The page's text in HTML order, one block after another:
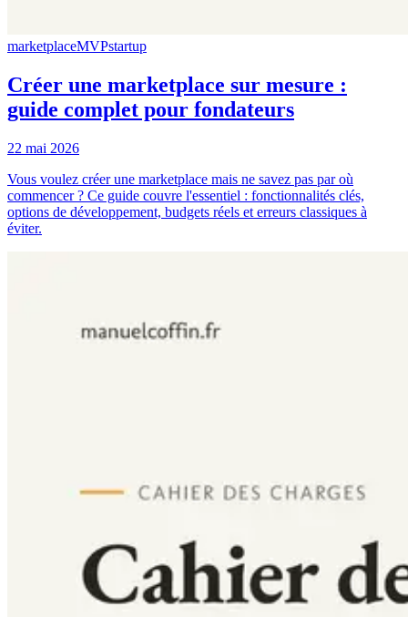
marketplaceMVPstartup
Créer une marketplace sur mesure :
guide complet pour fondateurs
22 mai 2026
Vous voulez créer une marketplace mais ne savez pas par où
commencer ? Ce guide couvre l'essentiel : fonctionnalités clés,
options de développement, budgets réels et erreurs classiques à
éviter.